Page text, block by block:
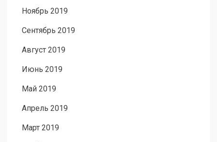
Ноябрь 2019
Сентябрь 2019
Август 2019
Июнь 2019
Май 2019
Апрель 2019
Март 2019